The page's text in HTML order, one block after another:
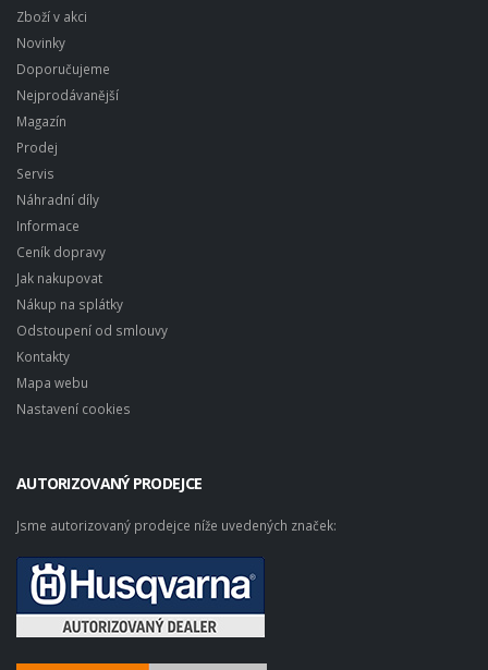
Zboží v akci
Novinky
Doporučujeme
Nejprodávanější
Magazín
Prodej
Servis
Náhradní díly
Informace
Ceník dopravy
Jak nakupovat
Nákup na splátky
Odstoupení od smlouvy
Kontakty
Mapa webu
Nastavení cookies
AUTORIZOVANÝ PRODEJCE
Jsme autorizovaný prodejce níže uvedených značek: